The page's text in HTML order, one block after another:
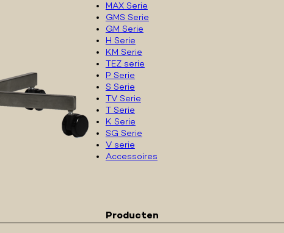
MAX Serie
GMS Serie
GM Serie
H Serie
KM Serie
TEZ serie
P Serie
S Serie
TV Serie
T Serie
K Serie
SG Serie
V serie
Accessoires
Producten